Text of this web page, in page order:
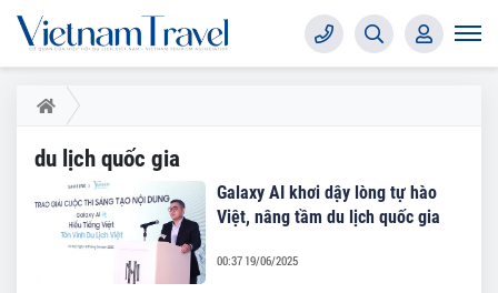
du lịch quốc gia
Galaxy AI khơi dậy lòng tự hào
Việt, nâng tầm du lịch quốc gia
00:37 19/06/2025